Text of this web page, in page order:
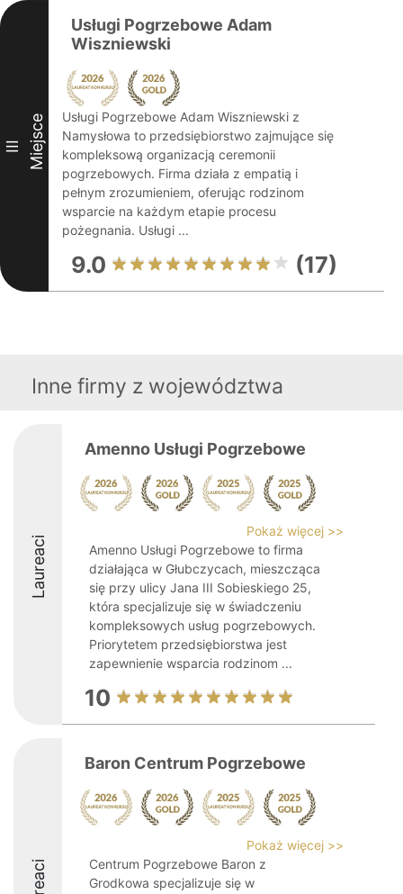
III Miejsce
Usługi Pogrzebowe Adam
Wiszniewski
Usługi Pogrzebowe Adam Wiszniewski z
Namysłowa to przedsiębiorstwo zajmujące się
kompleksową organizacją ceremonii
pogrzebowych. Firma działa z empatią i
pełnym zrozumieniem, oferując rodzinom
wsparcie na każdym etapie procesu
pożegnania. Usługi ...
9.0 (17)
Inne firmy z województwa
Laureaci
Amenno Usługi Pogrzebowe
Pokaż więcej >>
Amenno Usługi Pogrzebowe to firma
działająca w Głubczycach, mieszcząca
się przy ulicy Jana III Sobieskiego 25,
która specjalizuje się w świadczeniu
kompleksowych usług pogrzebowych.
Priorytetem przedsiębiorstwa jest
zapewnienie wsparcia rodzinom ...
10
Baron Centrum Pogrzebowe
Pokaż więcej >>
Centrum Pogrzebowe Baron z
Grodkowa specjalizuje się w